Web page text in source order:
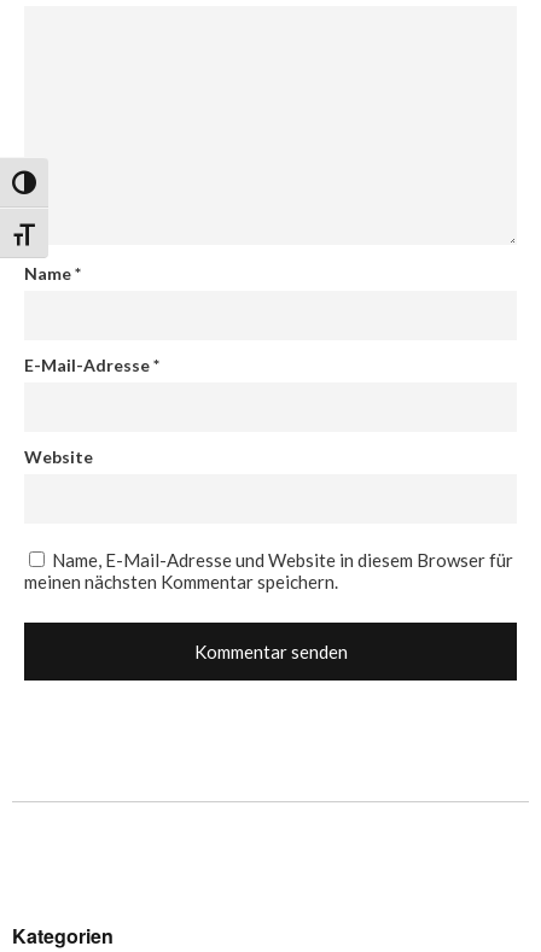
Umschalten auf hohe Kontraste
Schrift vergrößern
Name*
E-Mail-Adresse*
Website
Name, E-Mail-Adresse und Website in diesem Browser für
meinen nächsten Kommentar speichern.
Kategorien